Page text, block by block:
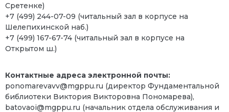
Сретенке)
+7 (499) 244-07-09 (читальный зал в корпусе на
Шелепихинской наб.)
+7 (499) 167-67-74 (читальный зал в корпусе на
Открытом ш.)
Контактные адреса электронной почты:
ponomarevavv@mgppu.ru (директор Фундаментальной
библиотеки Виктория Викторовна Пономарева),
batovaoi@mgppu.ru (начальник отдела обслуживания и